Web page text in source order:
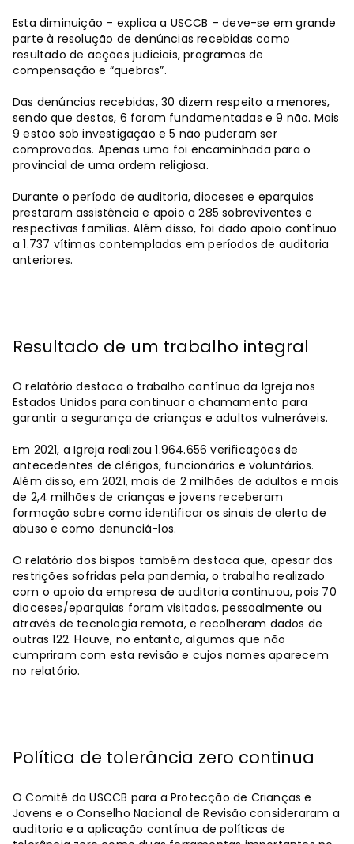
Esta diminuição – explica a USCCB – deve-se em grande
parte à resolução de denúncias recebidas como
resultado de acções judiciais, programas de
compensação e “quebras”.
Das denúncias recebidas, 30 dizem respeito a menores,
sendo que destas, 6 foram fundamentadas e 9 não. Mais
9 estão sob investigação e 5 não puderam ser
comprovadas. Apenas uma foi encaminhada para o
provincial de uma ordem religiosa.
Durante o período de auditoria, dioceses e eparquias
prestaram assistência e apoio a 285 sobreviventes e
respectivas famílias. Além disso, foi dado apoio contínuo
a 1.737 vítimas contempladas em períodos de auditoria
anteriores.
Resultado de um trabalho integral
O relatório destaca o trabalho contínuo da Igreja nos
Estados Unidos para continuar o chamamento para
garantir a segurança de crianças e adultos vulneráveis.
Em 2021, a Igreja realizou 1.964.656 verificações de
antecedentes de clérigos, funcionários e voluntários.
Além disso, em 2021, mais de 2 milhões de adultos e mais
de 2,4 milhões de crianças e jovens receberam
formação sobre como identificar os sinais de alerta de
abuso e como denunciá-los.
O relatório dos bispos também destaca que, apesar das
restrições sofridas pela pandemia, o trabalho realizado
com o apoio da empresa de auditoria continuou, pois 70
dioceses/eparquias foram visitadas, pessoalmente ou
através de tecnologia remota, e recolheram dados de
outras 122. Houve, no entanto, algumas que não
cumpriram com esta revisão e cujos nomes aparecem
no relatório.
Política de tolerância zero continua
O Comité da USCCB para a Protecção de Crianças e
Jovens e o Conselho Nacional de Revisão consideraram a
auditoria e a aplicação contínua de políticas de